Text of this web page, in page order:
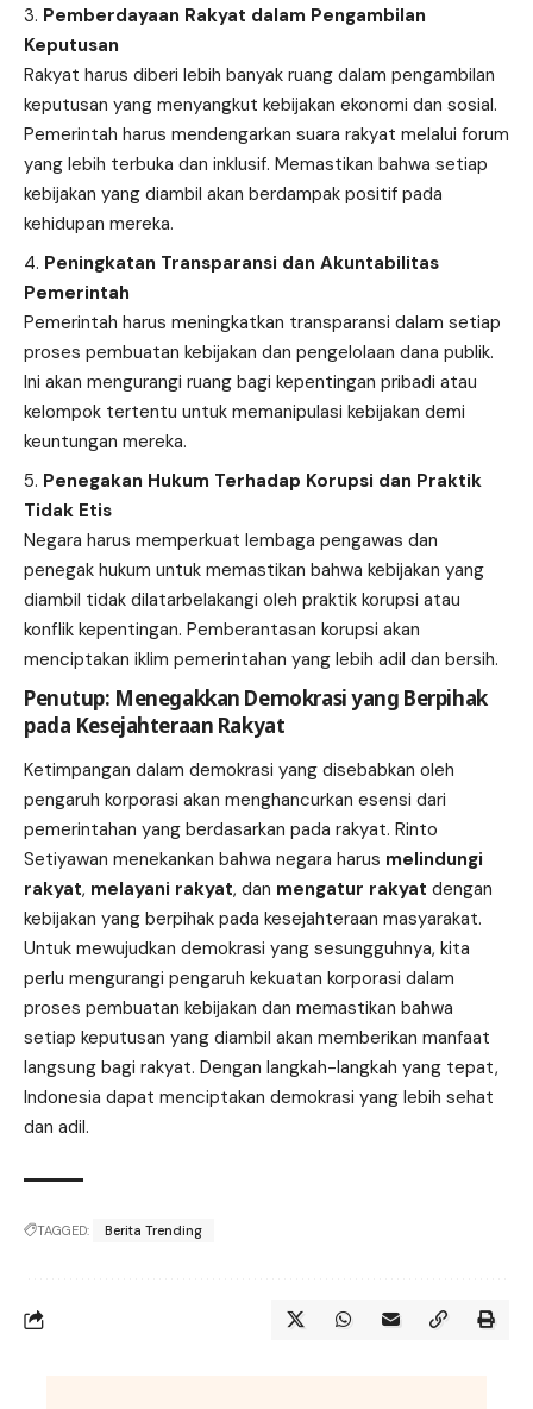
Pemberdayaan Rakyat dalam Pengambilan
Keputusan
Rakyat harus diberi lebih banyak ruang dalam pengambilan
keputusan yang menyangkut kebijakan ekonomi dan sosial.
Pemerintah harus mendengarkan suara rakyat melalui forum
yang lebih terbuka dan inklusif. Memastikan bahwa setiap
kebijakan yang diambil akan berdampak positif pada
kehidupan mereka.
Peningkatan Transparansi dan Akuntabilitas
Pemerintah
Pemerintah harus meningkatkan transparansi dalam setiap
proses pembuatan kebijakan dan pengelolaan dana publik.
Ini akan mengurangi ruang bagi kepentingan pribadi atau
kelompok tertentu untuk memanipulasi kebijakan demi
keuntungan mereka.
Penegakan Hukum Terhadap Korupsi dan Praktik
Tidak Etis
Negara harus memperkuat lembaga pengawas dan
penegak hukum untuk memastikan bahwa kebijakan yang
diambil tidak dilatarbelakangi oleh praktik korupsi atau
konflik kepentingan. Pemberantasan korupsi akan
menciptakan iklim pemerintahan yang lebih adil dan bersih.
Penutup: Menegakkan Demokrasi yang Berpihak
pada Kesejahteraan Rakyat
Ketimpangan dalam demokrasi yang disebabkan oleh
pengaruh korporasi akan menghancurkan esensi dari
pemerintahan yang berdasarkan pada rakyat. Rinto
Setiyawan menekankan bahwa negara harus melindungi
rakyat, melayani rakyat, dan mengatur rakyat dengan
kebijakan yang berpihak pada kesejahteraan masyarakat.
Untuk mewujudkan demokrasi yang sesungguhnya, kita
perlu mengurangi pengaruh kekuatan korporasi dalam
proses pembuatan kebijakan dan memastikan bahwa
setiap keputusan yang diambil akan memberikan manfaat
langsung bagi rakyat. Dengan langkah-langkah yang tepat,
Indonesia dapat menciptakan demokrasi yang lebih sehat
dan adil.
TAGGED: Berita Trending